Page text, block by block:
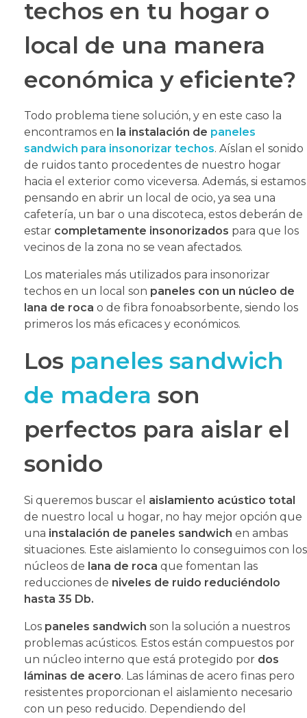
techos en tu hogar o
local de una manera
económica y eficiente?
Todo problema tiene solución, y en este caso la
encontramos en la instalación de paneles
sandwich para insonorizar techos. Aíslan el sonido
de ruidos tanto procedentes de nuestro hogar
hacia el exterior como viceversa. Además, si estamos
pensando en abrir un local de ocio, ya sea una
cafetería, un bar o una discoteca, estos deberán de
estar completamente insonorizados para que los
vecinos de la zona no se vean afectados.
Los materiales más utilizados para insonorizar
techos en un local son paneles con un núcleo de
lana de roca o de fibra fonoabsorbente, siendo los
primeros los más eficaces y económicos.
Los paneles sandwich
de madera son
perfectos para aislar el
sonido
Si queremos buscar el aislamiento acústico total
de nuestro local u hogar, no hay mejor opción que
una instalación de paneles sandwich en ambas
situaciones. Este aislamiento lo conseguimos con los
núcleos de lana de roca que fomentan las
reducciones de niveles de ruido reduciéndolo
hasta 35 Db.
Los paneles sandwich son la solución a nuestros
problemas acústicos. Estos están compuestos por
un núcleo interno que está protegido por dos
láminas de acero. Las láminas de acero finas pero
resistentes proporcionan el aislamiento necesario
con un peso reducido. Dependiendo del